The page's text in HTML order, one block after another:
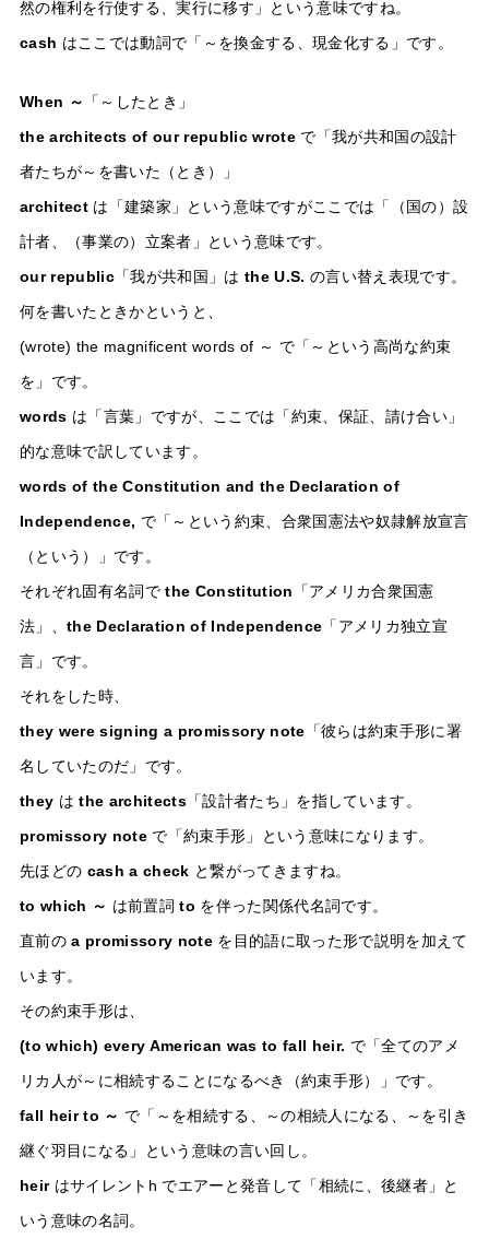
然の権利を行使する、実行に移す」という意味ですね。
cash はここでは動詞で「～を換金する、現金化する」です。
When ～ 「～したとき」
the architects of our republic wrote で「我が共和国の設計
者たちが～を書いた（とき）」
architect は「建築家」という意味ですがここでは「（国の）設
計者、（事業の）立案者」という意味です。
our republic「我が共和国」はthe U.S. の言い替え表現です。
何を書いたときかというと、
(wrote) the magnificent words of ～ で「～という高尚な約束
を」です。
words は「言葉」ですが、ここでは「約束、保証、請け合い」
的な意味で訳しています。
words of the Constitution and the Declaration of
Independence, で「～という約束、合衆国憲法や奴隷解放宣言
（という）」です。
それぞれ固有名詞でthe Constitution 「アメリカ合衆国憲
法」、 the Declaration of Independence 「アメリカ独立宣
言」です。
それをした時、
they were signing a promissory note 「彼らは約束手形に署
名していたのだ」です。
they はthe architects 「設計者たち」を指しています。
promissory noteで「約束手形」という意味になります。
先ほどの cash a check と繋がってきますね。
to which ～ は前置詞to を伴った関係代名詞です。
直前のa promissory note を目的語に取った形で説明を加えて
います。
その約束手形は、
(to which) every American was to fall heir. で「全てのアメ
リカ人が～に相続することになるべき（約束手形）」です。
fall heir to ～ で「～を相続する、～の相続人になる、～を引き
継ぐ羽目になる」という意味の言い回し。
heirはサイレントh でエアーと発音して「相続に、後継者」と
いう意味の名詞。